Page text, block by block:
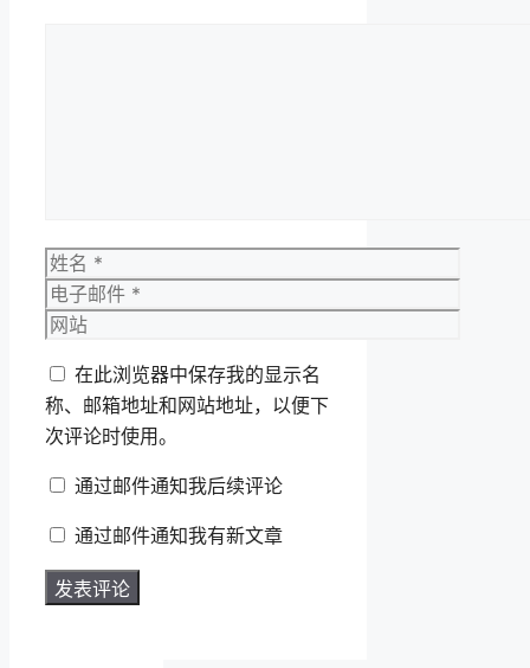
姓
名
电
子
件
网
在此浏览器中保存我的显示名
称、邮箱地址和网站地址，以便下
次评论时使用。
通过邮件通知我后续评论
通过邮件通知我有新文章